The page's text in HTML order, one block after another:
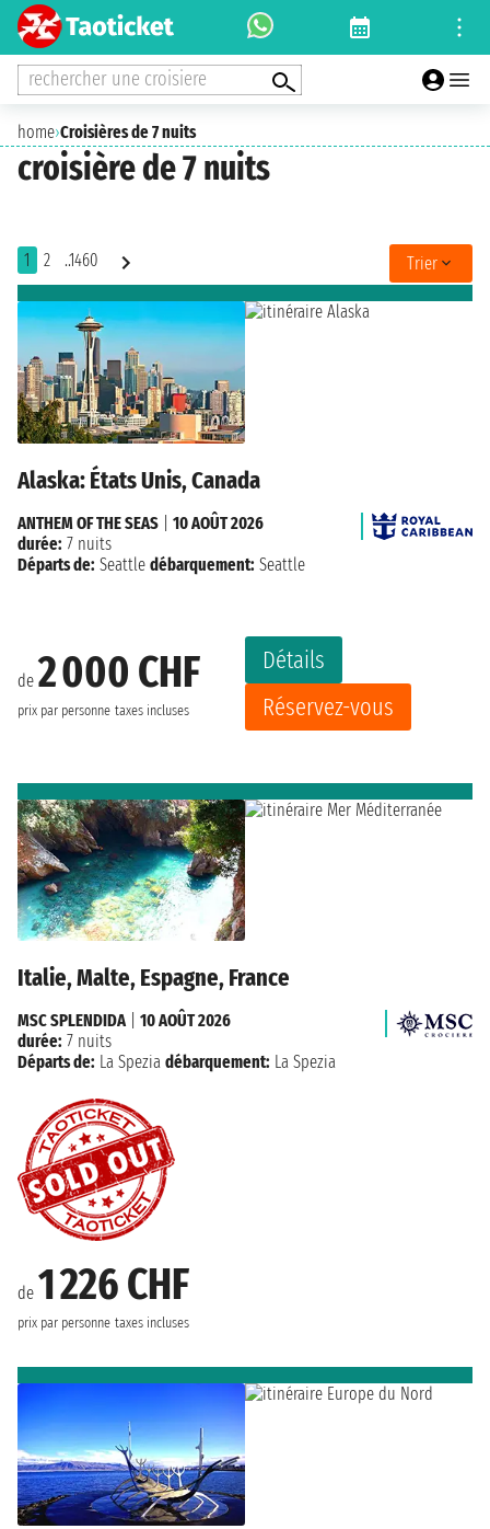
rechercher une croisiere
home›Croisières de 7 nuits
croisière de 7 nuits
1 2 ..1460 Trier
Alaska: États Unis, Canada
de 2 000 CHF
prix par personne taxes incluses
Détails
Réservez-vous
ANTHEM OF THE SEAS
10 AOÛT 2026
durée: 7 nuits
Départs de: Seattle débarquement: Seattle
Italie, Malte, Espagne, France
de 1 226 CHF
prix par personne taxes incluses
MSC SPLENDIDA| 10 AOÛT 2026
durée: 7 nuits
Départs de: La Spezia débarquement: La Spezia